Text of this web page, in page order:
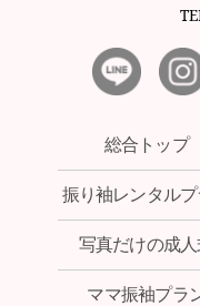
総合トップ
振り袖レンタル
写真だけの成
ママ振袖プラ